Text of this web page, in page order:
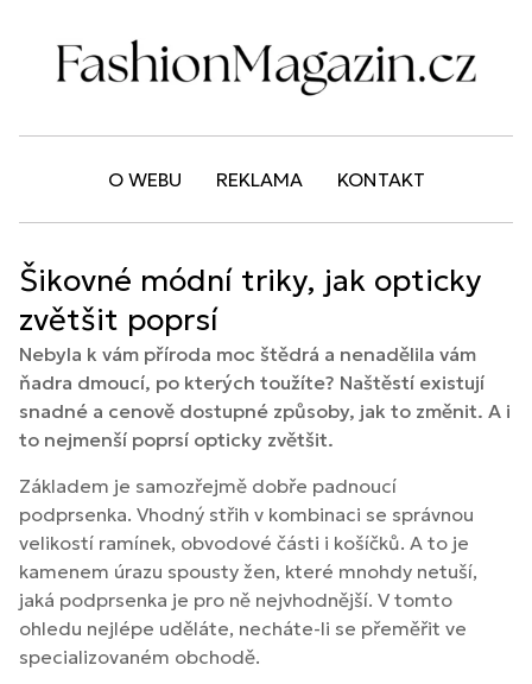
O WEBU REKLAMA KONTAKT
Šikovné módní triky, jak opticky
zvětšit poprsí
Nebyla k vám příroda moc štědrá a nenadělila vám
ňadra dmoucí, po kterých toužíte? Naštěstí existují
snadné a cenově dostupné způsoby, jak to změnit. A i
to nejmenší poprsí opticky zvětšit.
Základem je samozřejmě dobře padnoucí
podprsenka. Vhodný střih v kombinaci se správnou
velikostí ramínek, obvodové části i košíčků. A to je
kamenem úrazu spousty žen, které mnohdy netuší,
jaká podprsenka je pro ně nejvhodnější. V tomto
ohledu nejlépe uděláte, necháte-li se přeměřit ve
specializovaném obchodě.